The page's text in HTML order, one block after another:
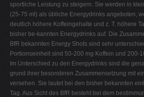
V
W
Y
0-9
sportliche Leistung zu steigern. Sie werden in
(25-75 ml) als übliche Energydrinks angeboten,
deutlich höhere Koffeingehalte und z. T. höhere
bisher be-kannten Energydrinks auf. Die
BfR bekannten Energy Shots sind sehr
Portionseinheit sind 50-200 mg Koffein und 200-
Im Unterschied zu den Energydrinks sind die
grund ihrer besonderen Zusammensetzung mit
versehen. Sie lautet bei den bisher bekannten
Tag. Aus Sicht des BfR besteht bei dem